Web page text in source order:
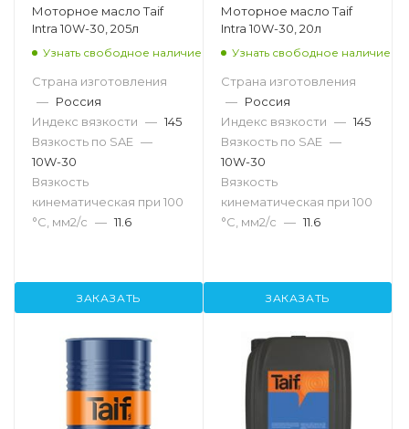
Моторное масло Taif
Intra 10W-30, 205л
Узнать свободное наличие
Страна изготовления
— Россия
Индекс вязкости — 145
Вязкость по SAE —
10W-30
Вязкость
кинематическая при 100
°С, мм2/с — 11.6
ЗАКАЗАТЬ
Моторное масло Taif
Intra 10W-30, 20л
Узнать свободное наличие
Страна изготовления
— Россия
Индекс вязкости — 145
Вязкость по SAE —
10W-30
Вязкость
кинематическая при 100
°С, мм2/с — 11.6
ЗАКАЗАТЬ